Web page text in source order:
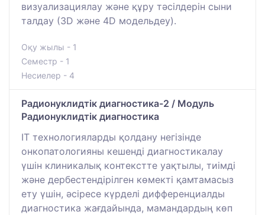
визуализациялау және құру тәсілдерін сыни
талдау (3D және 4D модельдеу).
Оқу жылы - 1
Семестр - 1
Несиелер - 4
Радионуклидтік диагностика-2 / Модуль
Радионуклидтік диагностика
IT технологияларды қолдану негізінде
онкопатологияны кешенді диагностикалау
үшін клиникалық контекстте уақтылы, тиімді
және дербестендірілген көмекті қамтамасыз
ету үшін, әсіресе күрделі дифференциалды
диагностика жағдайында, мамандардың көп